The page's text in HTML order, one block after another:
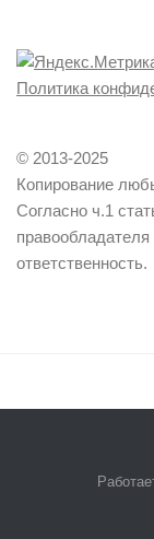
Политика
© 2013-2025
Копирование
Согласно ч.1
ответственность.